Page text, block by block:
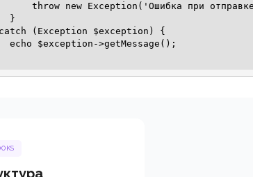
(Exception $exception) {